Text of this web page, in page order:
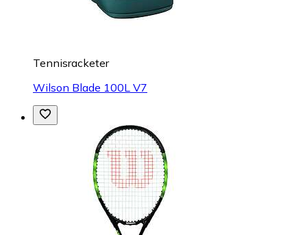
Tennisracketer
Wilson Blade 100L V7